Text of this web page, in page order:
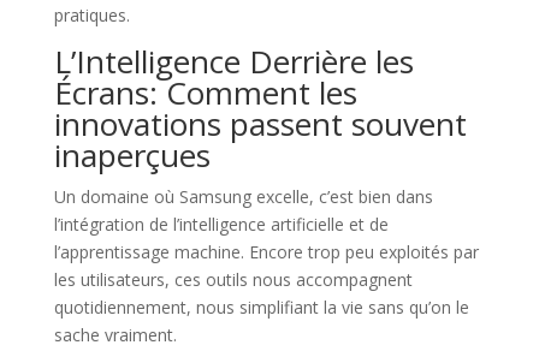
pratiques.
L’Intelligence Derrière les
Écrans: Comment les
innovations passent souvent
inaperçues
Un domaine où Samsung excelle, c’est bien dans
l’intégration de l’intelligence artificielle et de
l’apprentissage machine. Encore trop peu exploités par
les utilisateurs, ces outils nous accompagnent
quotidiennement, nous simplifiant la vie sans qu’on le
sache vraiment.